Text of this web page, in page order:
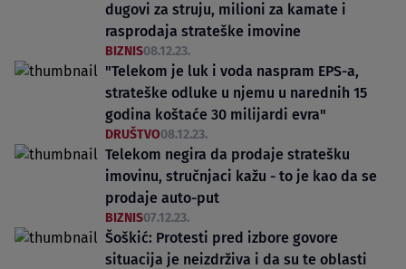
dugovi za struju, milioni za kamate i
rasprodaja strateške imovine
BIZNIS08.12.23.
"Telekom je luk i voda naspram EPS-a,
strateške odluke u njemu u narednih 15
godina koštaće 30 milijardi evra"
DRUŠTVO08.12.23.
Telekom negira da prodaje stratešku
imovinu, stručnjaci kažu - to je kao da se
prodaje auto-put
BIZNIS07.12.23.
Šoškić: Protesti pred izbore govore
situacija je neizdrživa i da su te oblasti